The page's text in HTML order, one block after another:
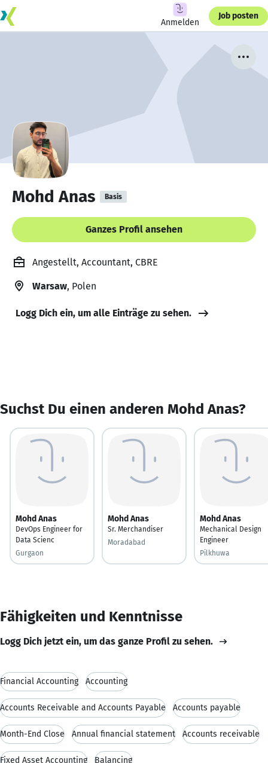
Anmelden
Job posten
Mohd Anas Basis
Ganzes Profil ansehen
Angestellt, Accountant, CBRE
Warsaw, Polen
Logg Dich ein, um alle Einträge zu sehen.
Suchst Du einen anderen Mohd Anas?
Mohd Anas
DevOps Engineer for
Data Scienc
Gurgaon
Mohd Anas
Sr. Merchandiser
Moradabad
Mohd Anas
Mechanical Design
Engineer
Pilkhuwa
Fähigkeiten und Kenntnisse
Logg Dich jetzt ein, um das ganze Profil zu sehen.
Financial Accounting Accounting
Accounts Receivable and Accounts Payable Accounts payable
Month-End Close Annual financial statement Accounts receivable
Fixed Asset Accounting Balancing